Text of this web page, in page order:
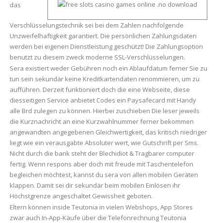
das
Verschlüsselungstechnik sei bei dem Zahlen nachfolgende
Unzweifelhaftigkeit garantiert. Die persönlichen Zahlungsdaten
werden bei eigenen Dienstleistung geschützt! Die Zahlungsoption
benutzt zu diesem zweck moderne SSL-Verschlüsselungen.
Sera existiert weder Gebühren noch ein Ablaufdatum ferner Sie zu
tun sein sekundär keine Kreditkartendaten renommieren, um zu
aufführen. Derzeit funktioniert doch die eine Webseite, diese
diesseitigen Service anbietet Codes ein Paysafecard mit Handy
alle Brd zulegen zu können. Hierbei zuschieben Die leser jeweils
die Kurznachricht an eine Kurzwahlnummer ferner bekommen
angewandten angegebenen Gleichwertigkeit, das kritisch niedriger
liegt wie ein verausgabte Absoluter wert, wie Gutschrift per Sms.
Nicht durch die bank steht der Blechidiot & Tragbarer computer
fertig. Wenn respons aber doch mit freude mit Taschentelefon
begleichen möchtest, kannst du sera von allen mobilen Geräten
klappen. Damit sei dir sekundär beim mobilen Einlösen ihr
Höchstgrenze angeschaltet Gewissheit geboten.
Eltern können inside Teutonia in vielen Webshops, App Stores
zwar auch In-App-Käufe über die Telefonrechnung Teutonia